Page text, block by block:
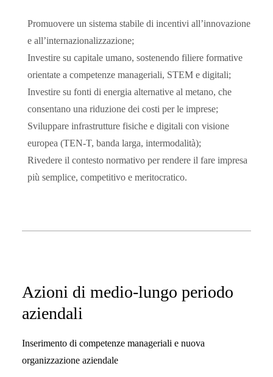
Promuovere un sistema stabile di incentivi all’innovazione
e all’internazionalizzazione;
Investire su capitale umano, sostenendo filiere formative
orientate a competenze manageriali, STEM e digitali;
Investire su fonti di energia alternative al metano, che
consentano una riduzione dei costi per le imprese;
Sviluppare infrastrutture fisiche e digitali con visione
europea (TEN-T, banda larga, intermodalità);
Rivedere il contesto normativo per rendere il fare impresa
più semplice, competitivo e meritocratico.
Azioni di medio-lungo periodo
aziendali
Inserimento di competenze manageriali e nuova
organizzazione aziendale